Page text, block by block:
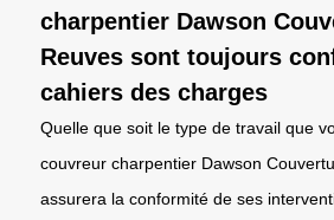
charpentier Dawson
Reuves sont toujours
cahiers des charges
Quelle que soit le type de travail que
couvreur charpentier Dawson
assurera la conformité de ses